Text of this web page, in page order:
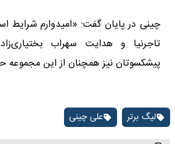
چینی در پایان گفت: «امیدوارم شرایط
تاجرنیا و هدایت سهراب
پیشکسوتان نیز همچنان از این مجموعه
لیگ برتر علی چینی